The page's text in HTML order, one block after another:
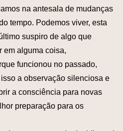
na antesala de mudanças
tempo. Podemos viver, esta
suspiro de algo que
em alguma coisa,
funcionou no passado,
a observação silenciosa e
a consciência para novas
preparação para os